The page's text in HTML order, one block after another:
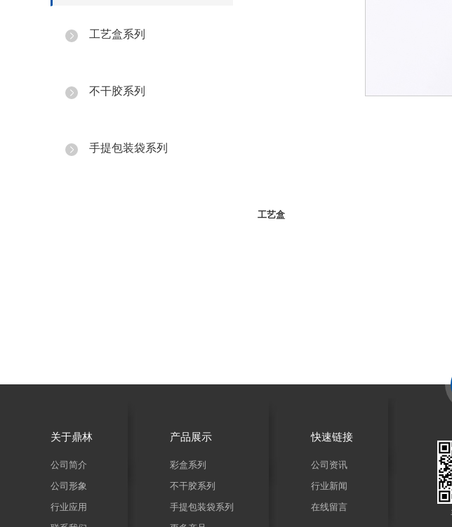
工艺盒系列
不干胶系列
手提包装袋系列
工艺盒
关于鼎林
公司简介
公司形象
行业应用
产品展示
彩盒系列
不干胶系列
手提包装袋系列
快速链接
公司资讯
行业新闻
在线留言